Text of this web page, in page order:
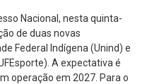
Nacional, nesta quinta-
de duas novas
Federal Indígena (Unind) e
A expectativa é
operação em 2027. Para o